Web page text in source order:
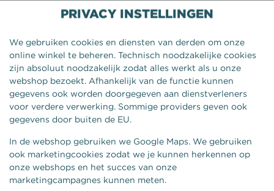
PRIVACY INSTELLINGEN
We gebruiken cookies en diensten van derden om onze
online winkel te beheren. Technisch noodzakelijke cookies
zijn absoluut noodzakelijk zodat alles werkt als u onze
webshop bezoekt. Afhankelijk van de functie kunnen
gegevens ook worden doorgegeven aan dienstverleners
voor verdere verwerking. Sommige providers geven ook
gegevens door buiten de EU.
In de webshop gebruiken we Google Maps. We gebruiken
ook marketingcookies zodat we je kunnen herkennen op
onze webshops en het succes van onze
marketingcampagnes kunnen meten.
BELEGEN KAAS PESTO